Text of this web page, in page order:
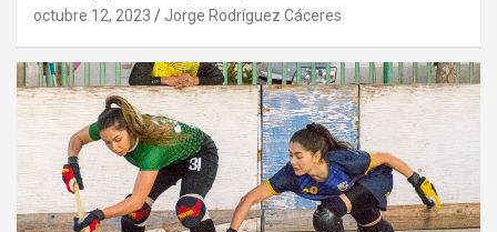
octubre 12, 2023 Jorge Rodríguez Cáceres